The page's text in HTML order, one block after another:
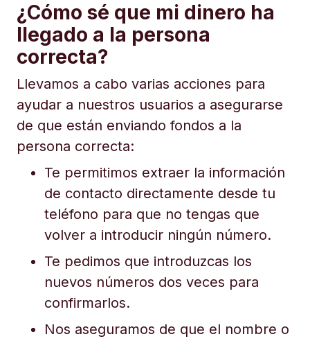
¿Cómo sé que mi dinero ha
llegado a la persona
correcta?
Llevamos a cabo varias acciones para
ayudar a nuestros usuarios a asegurarse
de que están enviando fondos a la
persona correcta:
Te permitimos extraer la información
de contacto directamente desde tu
teléfono para que no tengas que
volver a introducir ningún número.
Te pedimos que introduzcas los
nuevos números dos veces para
confirmarlos.
Nos aseguramos de que el nombre o